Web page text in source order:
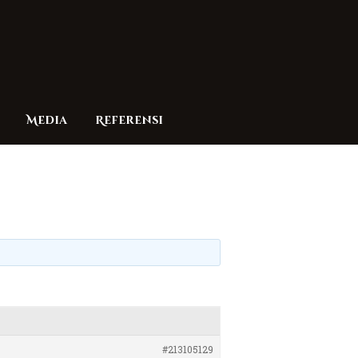
Media Referensi
#213105129